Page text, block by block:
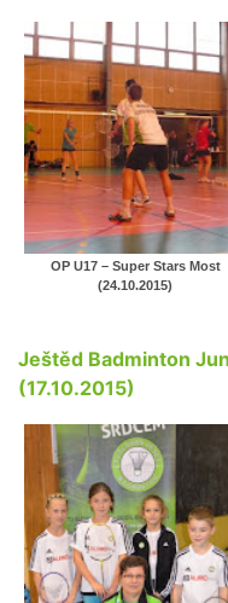
OP U17 – Super Stars Most
(24.10.2015)
Ještěd Badminton
(17.10.2015)